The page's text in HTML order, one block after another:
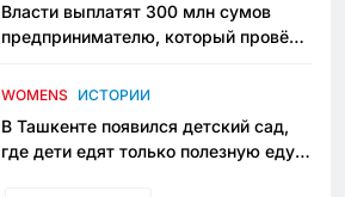
Власти выплатят 300 млн сумов
предпринимателю, который провёл
приговору
WOMENS ИСТОРИИ
В Ташкенте появился детский сад,
где дети едят только полезную еду.